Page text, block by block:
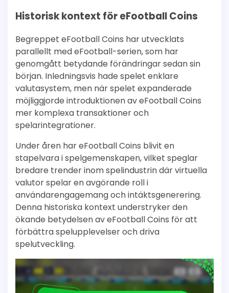
Historisk kontext för eFootball Coins
Begreppet eFootball Coins har utvecklats
parallellt med eFootball-serien, som har
genomgått betydande förändringar sedan sin
början. Inledningsvis hade spelet enklare
valutasystem, men när spelet expanderade
möjliggjorde introduktionen av eFootball Coins
mer komplexa transaktioner och
spelarintegrationer.
Under åren har eFootball Coins blivit en
stapelvara i spelgemenskapen, vilket speglar
bredare trender inom spelindustrin där virtuella
valutor spelar en avgörande roll i
användarengagemang och intäktsgenerering.
Denna historiska kontext understryker den
ökande betydelsen av eFootball Coins för att
förbättra spelupplevelser och driva
spelutveckling.